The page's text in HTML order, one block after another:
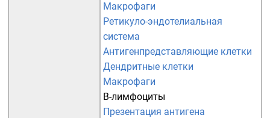
Макрофаги
Ретикуло-эндотелиальная
система
Антигенпредставляющие клетки
Дендритные клетки
Макрофаги
B-лимфоциты
Презентация антигена